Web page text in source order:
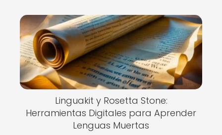
Linguakit y Rosetta Stone:
Herramientas Digitales para Aprender
Lenguas Muertas